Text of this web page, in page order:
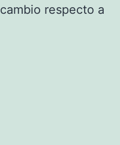
respecto a